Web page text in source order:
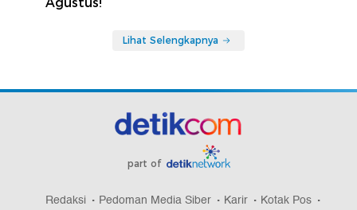
Lihat Selengkapnya
part of
Redaksi Pedoman Media Siber Karir
Kotak Pos